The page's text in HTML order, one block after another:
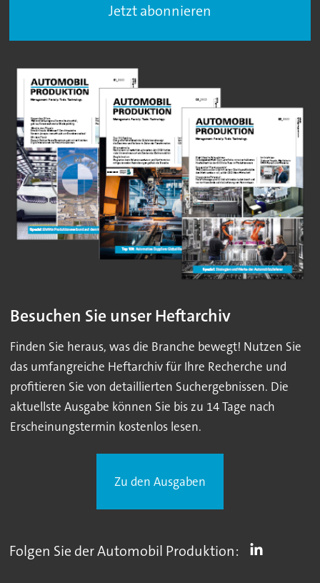
Jetzt abonnieren
Besuchen Sie unser Heftarchiv
Finden Sie heraus, was die Branche bewegt! Nutzen Sie
das umfangreiche Heftarchiv für Ihre Recherche und
profitieren Sie von detaillierten Suchergebnissen. Die
aktuellste Ausgabe können Sie bis zu 14 Tage nach
Erscheinungstermin kostenlos lesen.
Zu den Ausgaben
Folgen Sie der Automobil Produktion: